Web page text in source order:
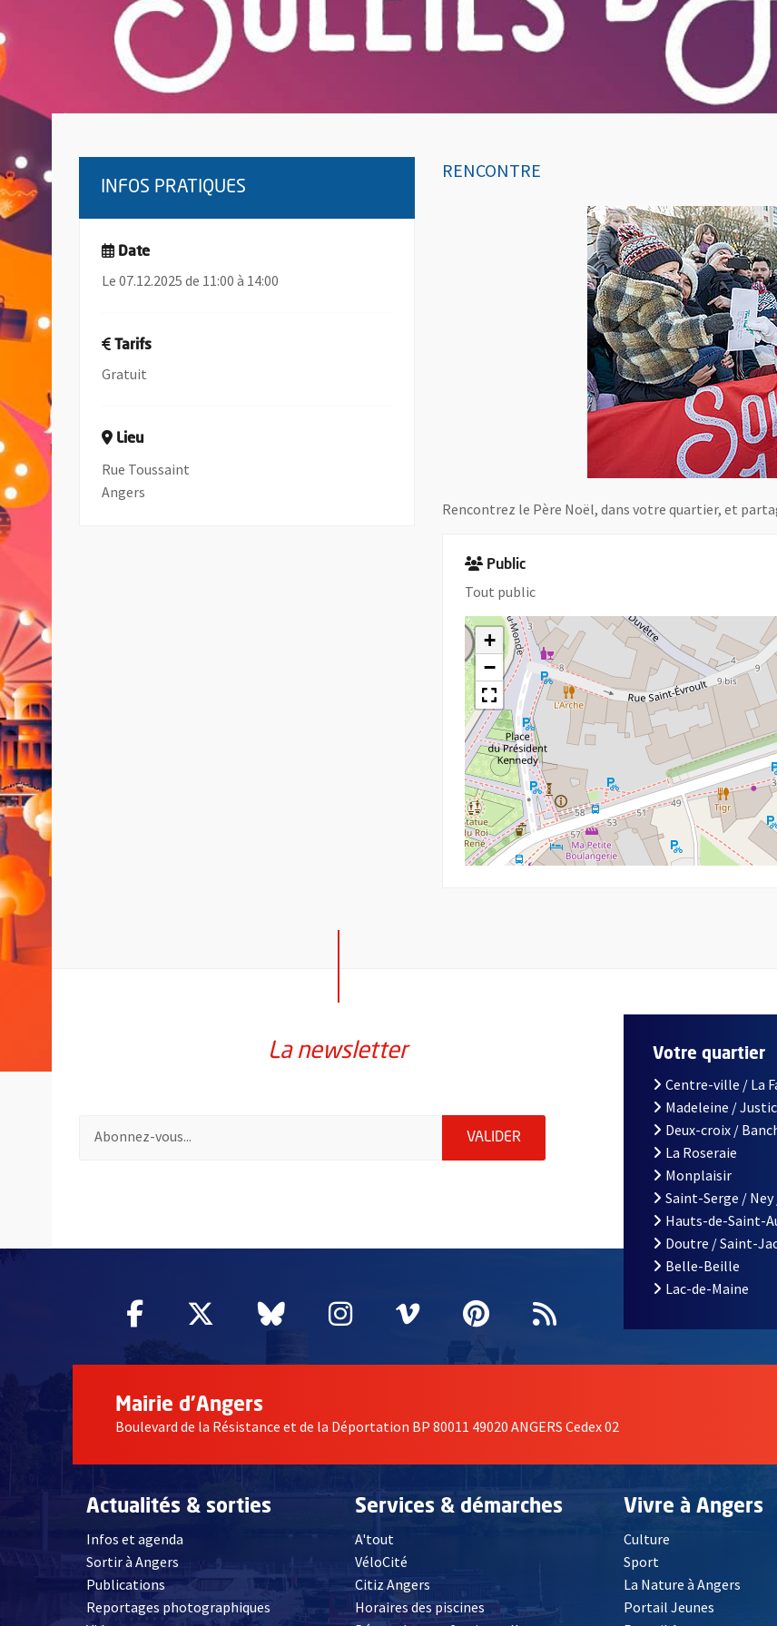
RENCONTRE
Rencontrez le Père Noël, dans votre quartier, et
Public
Tout public
+
−
INFOS PRATIQUES
Date
Le 07.12.2025 de 11:00 à 14:00
Tarifs
Gratuit
Lieu
Rue Toussaint
Angers
La newsletter
Pour vous inscrire à la lettre d'information de la ville d'Angers, indiquez votre email (champ obligatoire)
VALIDER ENVOYER MA DEMANDE
Facebook
, Ouvre une nouvelle fenêtre
Twitter
, Ouvre une nouvelle fenêtre
Bluesky
, Ouvre une nouvelle fenêtre
Instagram
, Ouvre une nouvelle fenêtre
Vimeo
, Ouvre une nouvelle fenêtre
Pinterest
, Ouvre une nouvelle
Flux RSS
Votre quartier
Centre-ville / La
Madeleine /
Deux-croix /
La Roseraie
Monplaisir
Saint-Serge /
Hauts-de-Saint-
Doutre / Saint-
Belle-Beille
Lac-de-Maine
Mairie d'Angers
Boulevard de la Résistance et de la Déportation BP 80011 49020 ANGERS Cedex 02
Actualités & sorties
Infos et agenda
Sortir à Angers
Publications
Reportages photographiques
Services & démarches
A'tout
VéloCité
Citiz Angers , Ouvre une nouvelle fenêtre
Horaires des piscines
Vivre à Angers
Culture
Sport
La Nature à Angers
Portail Jeunes